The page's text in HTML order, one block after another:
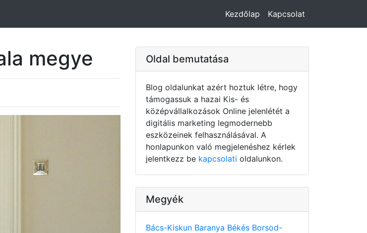
Kezdőlap Kapcsolat
megye Oldal bemutatása
Blog oldalunkat azért hoztuk létre, hogy
támogassuk a hazai Kis- és
középvállalkozások Online jelenlétét a
digitális marketing legmodernebb
eszközeinek felhasználásával. A
honlapunkon való megjelenéshez kérlek
jelentkezz be kapcsolati oldalunkon.
Megyék
Bács-Kiskun Baranya Békés Borsod-